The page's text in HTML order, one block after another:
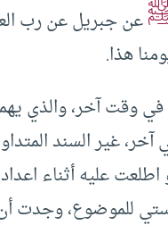
عن جبريل عن رب
هذا.
وقت آخر، والذي
غير السند
عليه أثناء
للموضوع، وجدت